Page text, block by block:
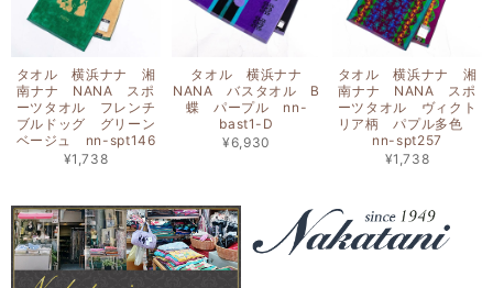
タオル 横浜ナナ 湘
南ナナ NANA スポ
ーツタオル フレンチ
ブルドッグ グリーン
ベージュ nn-spt146
¥1,738
タオル 横浜ナナ
NANA バスタオル B
蝶 パープル nn-
bast1-D
¥6,930
タオル 横浜ナナ 湘
南ナナ NANA スポ
ーツタオル ヴィクト
リア柄 パプル多色
nn-spt257
¥1,738